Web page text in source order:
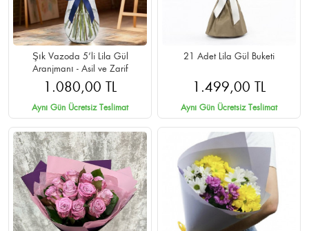
Şık Vazoda 5’li Lila Gül
Aranjmanı - Asil ve Zarif
1.080,00 TL
Aynı Gün Ücretsiz Teslimat
21 Adet Lila Gül Buketi
1.499,00 TL
Aynı Gün Ücretsiz Teslimat